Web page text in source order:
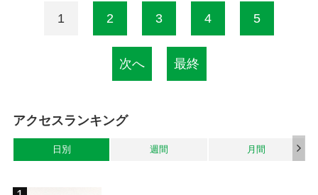
1 2 3 4 5
次へ 最終
アクセスランキング
日別 週間 月間